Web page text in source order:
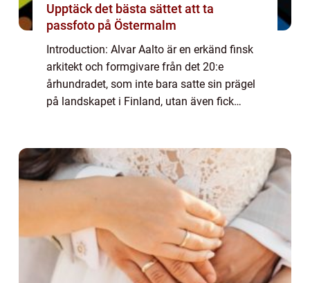
Upptäck det bästa sättet att ta
passfoto på Östermalm
Introduction: Alvar Aalto är en erkänd finsk
arkitekt och formgivare från det 20:e
århundradet, som inte bara satte sin prägel
på landskapet i Finland, utan även fick